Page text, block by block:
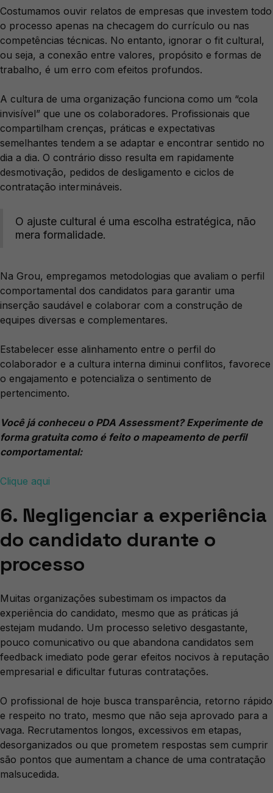
Costumamos ouvir relatos de empresas que investem todo
o processo apenas na checagem do currículo ou nas
competências técnicas. No entanto, ignorar o fit cultural,
ou seja, a conexão entre valores, propósito e formas de
trabalho, é um erro com efeitos profundos.
A cultura de uma organização funciona como um “cola
invisível” que une os colaboradores. Profissionais que
compartilham crenças, práticas e expectativas
semelhantes tendem a se adaptar e encontrar sentido no
dia a dia. O contrário disso resulta em rapidamente
desmotivação, pedidos de desligamento e ciclos de
contratação intermináveis.
O ajuste cultural é uma escolha estratégica, não
mera formalidade.
Na Grou, empregamos metodologias que avaliam o perfil
comportamental dos candidatos para garantir uma
inserção saudável e colaborar com a construção de
equipes diversas e complementares.
Estabelecer esse alinhamento entre o perfil do
colaborador e a cultura interna diminui conflitos, favorece
o engajamento e potencializa o sentimento de
pertencimento.
Você já conheceu o PDA Assessment? Experimente de
forma gratuita como é feito o mapeamento de perfil
comportamental:
Clique aqui
6. Negligenciar a experiência
do candidato durante o
processo
Muitas organizações subestimam os impactos da
experiência do candidato, mesmo que as práticas já
estejam mudando. Um processo seletivo desgastante,
pouco comunicativo ou que abandona candidatos sem
feedback imediato pode gerar efeitos nocivos à reputação
empresarial e dificultar futuras contratações.
O profissional de hoje busca transparência, retorno rápido
e respeito no trato, mesmo que não seja aprovado para a
vaga. Recrutamentos longos, excessivos em etapas,
desorganizados ou que prometem respostas sem cumprir
são pontos que aumentam a chance de uma contratação
malsucedida.